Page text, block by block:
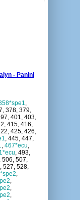
- Panini
,
378, 379,
401, 403,
415, 416,
425, 426,
, 445, 447,
, 467*ecu,
, 493,
, 506, 507,
527, 528,
,
,
,
,